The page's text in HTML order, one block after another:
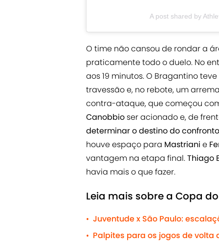
A post shared by
O time não cansou de rondar a
praticamente todo o duelo. No
aos 19 minutos. O Bragantino
travessão e, no rebote, um
contra-ataque, que começou
Canobbio ser acionado e, de
determinar o destino do confronto
houve espaço para Mastriani e
vantagem na etapa final.Thiago
havia mais o que fazer.
Leia mais sobre a Copa
• Juventude x São Paulo:
• Palpites para os jogos de volta